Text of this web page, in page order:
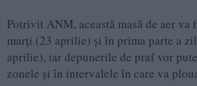
Potrivit ANM, această masă de aer va
marți (23 aprilie) și în prima parte a
aprilie), iar depunerile de praf vor
zonele și în intervalele în care va